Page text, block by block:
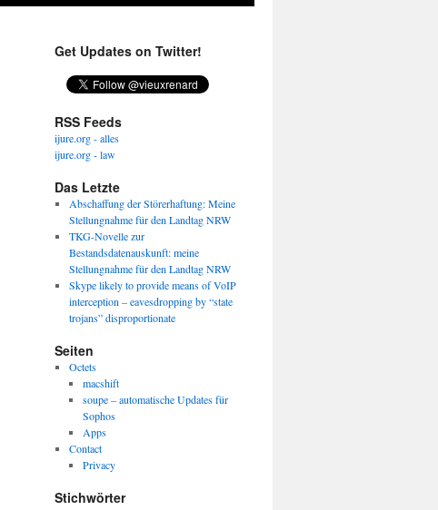
Get Updates on Twitter!
RSS Feeds
ijure.org - alles
ijure.org - law
Das Letzte
Abschaffung der Störerhaftung: Meine
Stellungnahme für den Landtag NRW
TKG-Novelle zur
Bestandsdatenauskunft: meine
Stellungnahme für den Landtag NRW
Skype likely to provide means of VoIP
interception – eavesdropping by “state
trojans” disproportionate
Seiten
Octets
macshift
soupe – automatische Updates für
Sophos
Apps
Contact
Privacy
Stichwörter